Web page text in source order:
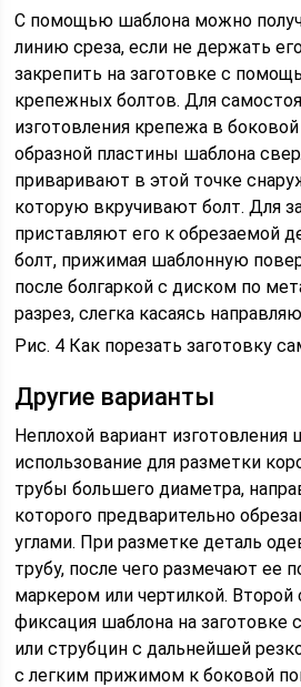
С помощью шаблона можно
линию среза, если не держать
закрепить на заготовке с
крепежных болтов. Для
изготовления крепежа в
образной пластины шаблона
приваривают в этой точке
которую вкручивают болт. Для
приставляют его к обрезаемой
болт, прижимая шаблонную
после болгаркой с диском по
разрез, слегка касаясь
Рис. 4 Как порезать заготовку
Другие варианты
Неплохой вариант изготовления
использование для разметки
трубы большего диаметра,
которого предварительно
углами. При разметке деталь
трубу, после чего размечают ее
маркером или чертилкой.
фиксация шаблона на
или струбцин с дальнейшей
с легким прижимом к боковой